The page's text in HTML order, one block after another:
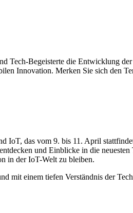
Tech-Begeisterte die Entwicklung
Innovation. Merken Sie sich den
IoT, das vom 9. bis 11. April
und Einblicke in die
in der IoT-Welt zu bleiben.
mit einem tiefen Verständnis der